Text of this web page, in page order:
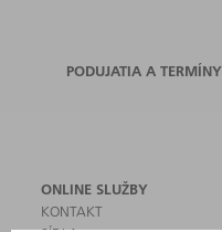
PODUJATIA A TERMÍNY
ONLINE SLUŽBY
KONTAKT